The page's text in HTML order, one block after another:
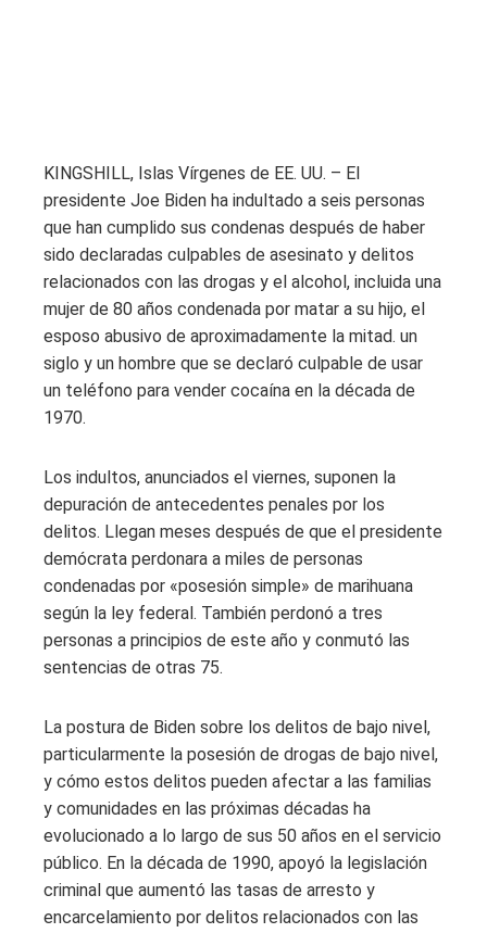
KINGSHILL, Islas Vírgenes de EE. UU. – El
presidente Joe Biden ha indultado a seis personas
que han cumplido sus condenas después de haber
sido declaradas culpables de asesinato y delitos
relacionados con las drogas y el alcohol, incluida una
mujer de 80 años condenada por matar a su hijo, el
esposo abusivo de aproximadamente la mitad. un
siglo y un hombre que se declaró culpable de usar
un teléfono para vender cocaína en la década de
1970.
Los indultos, anunciados el viernes, suponen la
depuración de antecedentes penales por los
delitos. Llegan meses después de que el presidente
demócrata perdonara a miles de personas
condenadas por «posesión simple» de marihuana
según la ley federal. También perdonó a tres
personas a principios de este año y conmutó las
sentencias de otras 75.
La postura de Biden sobre los delitos de bajo nivel,
particularmente la posesión de drogas de bajo nivel,
y cómo estos delitos pueden afectar a las familias
y comunidades en las próximas décadas ha
evolucionado a lo largo de sus 50 años en el servicio
público. En la década de 1990, apoyó la legislación
criminal que aumentó las tasas de arresto y
encarcelamiento por delitos relacionados con las